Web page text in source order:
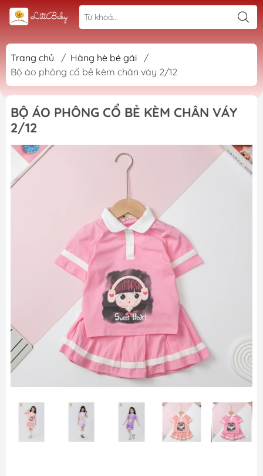
Trang chủ / Hàng hè bé gái
/
Bộ áo phông cổ bẻ kèm chân váy 2/12
BỘ ÁO PHÔNG CỔ BẺ KÈM CHÂN VÁY
2/12